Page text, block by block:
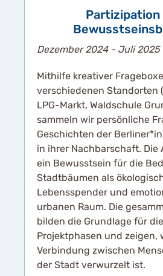
Partizipation
Dezember 2024 - Juli 2025
Mithilfe kreativer
verschiedenen Standorten
LPG-Markt, Waldschule
sammeln wir persönliche
Geschichten der
in ihrer Nachbarschaft. Die
ein Bewusstsein für die
Stadtbäumen als
Lebensspender und
urbanen Raum. Die
bilden die Grundlage für
Projektphasen und zeigen,
Verbindung zwischen
der Stadt verwurzelt ist.